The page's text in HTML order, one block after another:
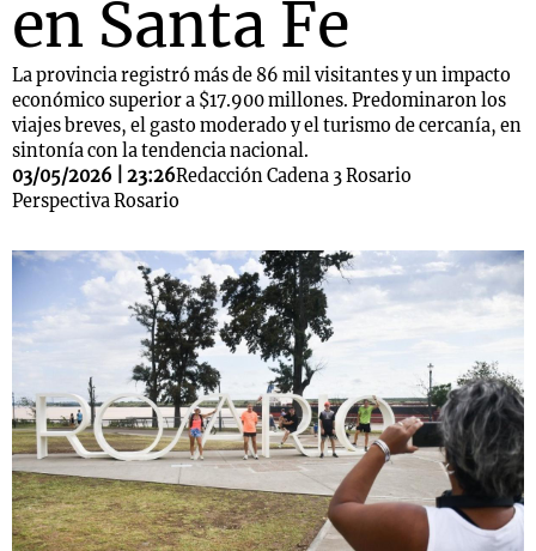
en Santa Fe
La provincia registró más de 86 mil visitantes y un impacto
económico superior a $17.900 millones. Predominaron los
viajes breves, el gasto moderado y el turismo de cercanía, en
sintonía con la tendencia nacional.
03/05/2026 | 23:26Redacción Cadena 3 Rosario
Perspectiva Rosario
Notas
Mundial 2026
Notas
La Sole en
Cadena 3